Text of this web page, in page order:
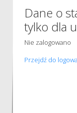
Dane o
tylko dla
Nie zalogowano
Przejdź do